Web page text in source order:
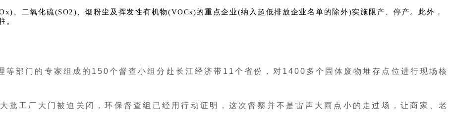
、二氧化硫(SO2)、烟粉尘及挥发性有机物(VOCs)的重点企业(纳入超低排放企业名单的除外)实施限产、停产。此外，
。
等部门的专家组成的150个督查小组分赴长江经济带11个省份，对1400多个固体废物堆存点位进行现场核
批工厂大门被迫关闭，环保督查组已经用行动证明，这次督察并不是雷声大雨点小的走过场，让商家、老